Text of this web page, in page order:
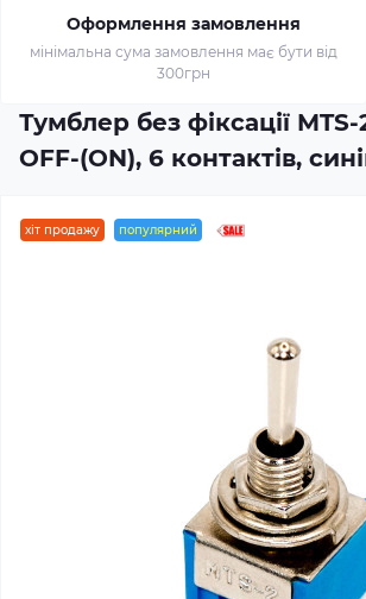
Оформлення замовлення
мінімальна сума замовлення має бути від
300грн
Тумблер без фіксації MTS-
OFF-(ON), 6 контактів,
хіт продажу популярний